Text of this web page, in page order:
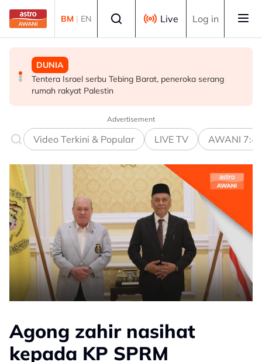
Skip to main content
BM | EN Live Log in
DUNIA
Tentera Israel serbu Tebing Barat, peneroka serang
rumah rakyat Palestin
MALAYSIA
Malaysia bakal bina kilang fraksinasi plasma sendiri
dalam tempoh lima tahun - KKM
MALAYSIA
Rundingan import udang Thailand dijangka selesai
pertengahan bulan ini - Mohamad
Advertisement
Video Terkini & Popular LIVE TV AWANI
Agong zahir nasihat
kepada KP SPRM